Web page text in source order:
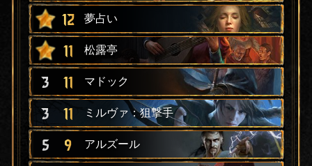
12 夢占い
11 松露亭
3 11 マドック
3 11 ミルヴァ：狙撃手
5 9 アルズール